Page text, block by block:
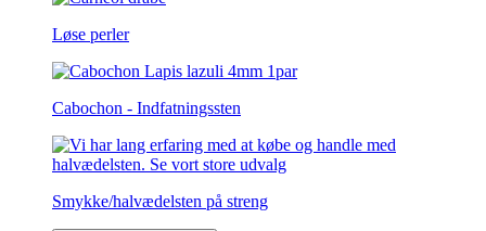
Løse perler
Cabochon - Indfatningssten
Smykke/halvædelsten på streng